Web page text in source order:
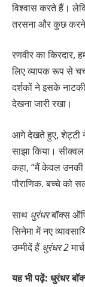
विश्वास करते हैं।
तरसना और कुछ करने
रणवीर का किरदार,
लिए व्यापक रूप से
दर्शकों ने इसके
देखना जारी रखा।
आगे देखते हुए, शेट्टी
साझा किया।
कहा, “मैं केवल
पौराणिक. बच्चे को
साथ धुरंधरबॉक्स
सिनेमा में नए
उम्मीदें हैं धुरंधर2
यह भी पढ़ें: धुरंधर